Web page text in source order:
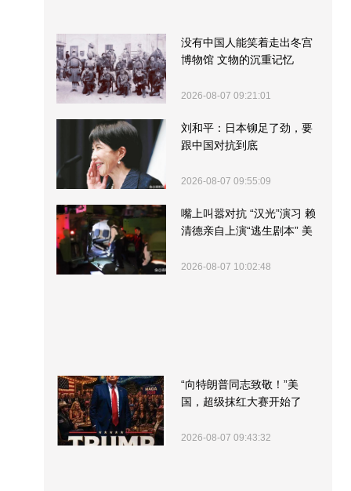
没有中国人能笑着走出冬宫
博物馆 文物的沉重记忆
2026-08-07 09:21:01
刘和平：日本铆足了劲，要
跟中国对抗到底
2026-08-07 09:55:09
嘴上叫嚣对抗 “汉光”演习 赖
清德亲自上演“逃生剧本” 美
2026-08-07 10:02:48
“向特朗普同志致敬！”美
国，超级抹红大赛开始了
2026-08-07 09:43:32